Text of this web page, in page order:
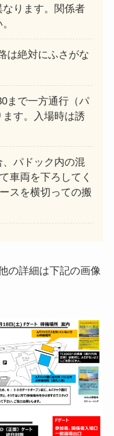
ります。関係者
は絶対にふさがな
まで一方通行（パ
ます。入場時は誘
パドック内の混
車両を下ろしてく
スを横切っての搬
の詳細は下記の画像